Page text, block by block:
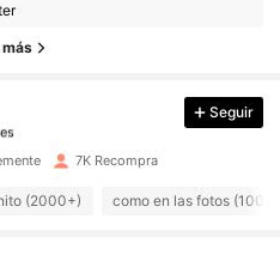
más
Seguir
7K Recompra
(2000+) como en las fotos